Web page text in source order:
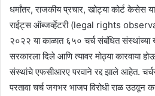
धर्मांतर, राजकीय प्रचार, खोट्या कोर्ट केसेस
राईट्स ऑब्जर्व्हेटरी (legal rights
२०२२ या काळात ६५० चर्च संबंधित
सरकारला दिले आणि त्यावर मोठ्या कारवाया
संस्थांचे एफसीआरए परवाने रद्द झाले आहेत.
परतावा चर्च जगभर भाजप विरोधी राळ उठवून